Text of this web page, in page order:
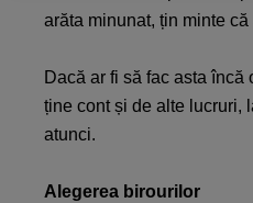
arăta minunat, țin minte
Dacă ar fi să fac asta încă
ține cont și de alte lucruri,
atunci.
Alegerea birourilor